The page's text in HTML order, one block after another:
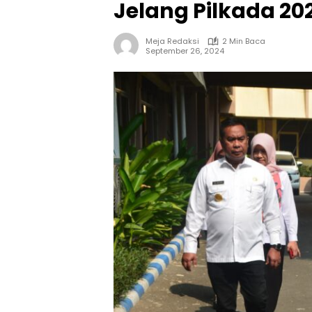
Jelang Pilkada
Meja Redaksi
2 Min Baca
September 26, 2024